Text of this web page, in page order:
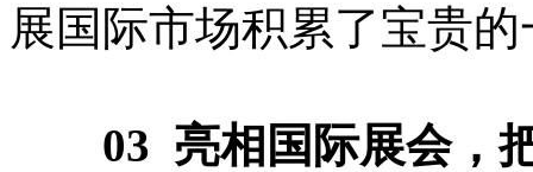
展国际市场积累了宝贵
03 亮相国际展会